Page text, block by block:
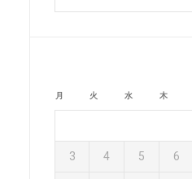
月 火 水 木
3 4 5 6